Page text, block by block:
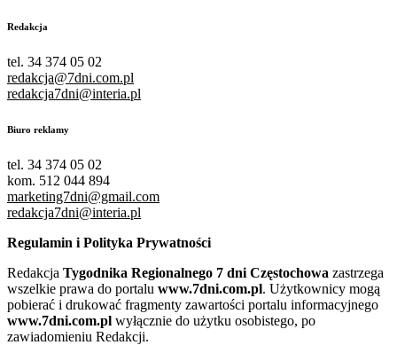
Redakcja
tel. 34 374 05 02
redakcja@7dni.com.pl
redakcja7dni@interia.pl
Biuro reklamy
tel. 34 374 05 02
kom. 512 044 894
marketing7dni@gmail.com
redakcja7dni@interia.pl
Regulamin i Polityka Prywatności
Redakcja Tygodnika Regionalnego 7 dni Częstochowa zastrzega
wszelkie prawa do portalu www.7dni.com.pl. Użytkownicy mogą
pobierać i drukować fragmenty zawartości portalu informacyjnego
www.7dni.com.pl wyłącznie do użytku osobistego, po
zawiadomieniu Redakcji.